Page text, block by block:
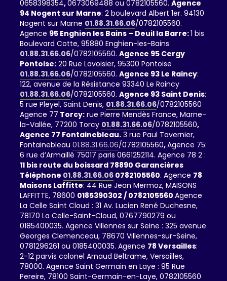
0658398354,0673069488 ou 0782105560. Agence
94 Nogent sur Marne: 2 boulevard Albert 1er. 94130
Nogent sur Marne 01.88.31.66.06/0782105560.
Agence 95 Enghien les Bains – Deuil la Barre:1 bis
Boulevard Cotte, 95880 Enghien-les-Bains
01.88.31.66.06/0782105560. Agence 95 Cergy
Pontoise: 20 Rue Lavoisier, 95300 Pontoise
01.88.31.66.06/0782105560. Agence 93 Le Raincy:
122, avenue de la Résistance 93340 Le Raincy
01.88.31.66.06/0782105560. Agence 93 Saint Denis:
5 rue Pleyel, Saint Denis, 01.88.31.66.06/0782105560
Agence 77 Torcy: rue Pierre Mendès France, Marne-
la-Vallée, 77200 Torcy 01.88.31.66.06/0782105560,
Agence 77 Fontainebleau. 3 rue Paul Tavernier,
Fontainebleau 01.88.31.66.06/0782105560,Agence 75:
6 rue d’Armaillé 75017 paris 0661252114. Agence 78 2 :
11 bis route du boissard 78890 Garancières
Téléphone 01.88.31.66.06 0782105560. Agence 78
Maisons Laffitte: 44 Rue Jean Mermoz, MAISONS
LAFFITTE, 78600 0185390302 / 0782105560.Agence
La Celle Saint Cloud : 31 Av. Lucien René Duchesne,
78170 La Celle-Saint-Cloud, 0767790279 ou
0185400035. Agence Villennes sur Seine : 325 avenue
Georges Clemenceau, 78670 Villennes-sur-Seine,
0781296261 ou 0185400035. Agence 78 Versailles:
2-12 parvis colonel Arnaud Beltrame, Versailles,
78000. Agence Saint Germain en Laye : 95 Rue
Pereire, 78100 Saint-Germain-en-Laye, 0782105560